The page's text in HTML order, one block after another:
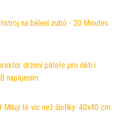
na bělení zubů - 20 Minutes
držení páteře pro děti i
napájením
Miluji tě víc než šlofíky: 40x40 cm